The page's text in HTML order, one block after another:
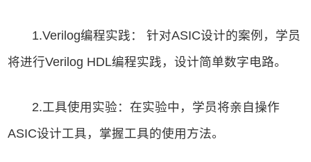
1.Verilog编程实践： 针对ASIC设计的案例，学员
将进行Verilog HDL编程实践，设计简单数字电路。
2.工具使用实验：在实验中，学员将亲自操作
ASIC设计工具，掌握工具的使用方法。